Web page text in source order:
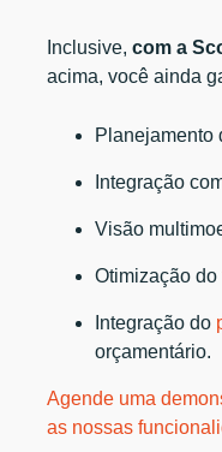
Inclusive, com a
acima, você ainda
Planejamento
Integração
Visão
Otimização do
Integração do
orçamentário.
Agende uma
as nossas